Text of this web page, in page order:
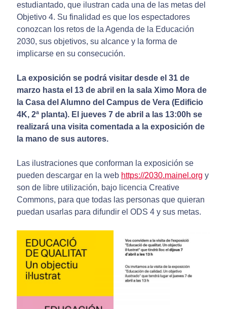
estudiantado, que ilustran cada una de las metas del
Objetivo 4. Su finalidad es que los espectadores
conozcan los retos de la Agenda de la Educación
2030, sus objetivos, su alcance y la forma de
implicarse en su consecución.
La exposición se podrá visitar desde el 31 de
marzo hasta el 13 de abril en la sala Ximo Mora de
la Casa del Alumno del Campus de Vera (Edificio
4K, 2ª planta). El jueves 7 de abril a las 13:00h se
realizará una visita comentada a la exposición de
la mano de sus autores.
Las ilustraciones que conforman la exposición se
pueden descargar en la web https://2030.mainel.org y
son de libre utilización, bajo licencia Creative
Commons, para que todas las personas que quieran
puedan usarlas para difundir el ODS 4 y sus metas.